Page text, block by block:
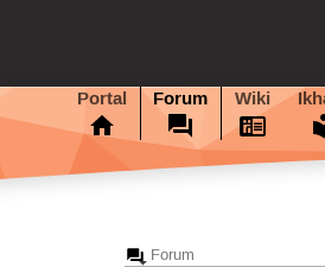
Portal Forum Wiki